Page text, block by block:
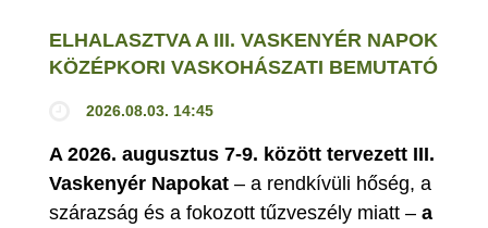
ELHALASZTVA A III. VASKENYÉR NAPOK
KÖZÉPKORI VASKOHÁSZATI BEMUTATÓ
2026.08.03. 14:45
A 2026. augusztus 7-9. között tervezett III.
Vaskenyér Napokat – a rendkívüli hőség, a
szárazság és a fokozott tűzveszély miatt – a